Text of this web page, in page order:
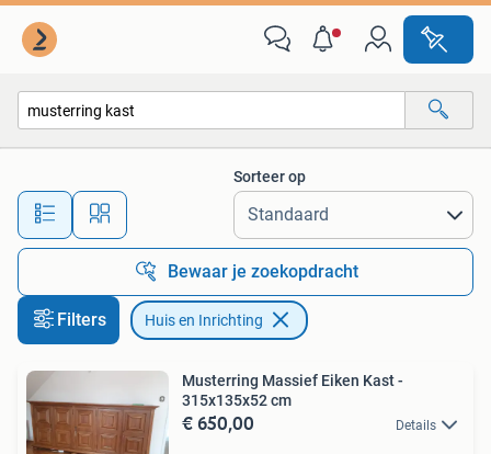
Alle afstanden…
Sorteer op
Bewaar je zoekopdracht
Filters Huis en Inrichting
Musterring Massief Eiken Kast -
315x135x52 cm
€ 650,00 Details